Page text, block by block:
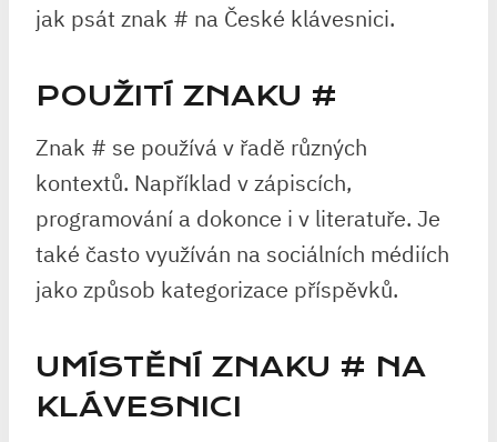
jak psát znak # na České klávesnici.
POUŽITÍ ZNAKU #
Znak # se používá v řadě různých
kontextů. Například v zápiscích,
programování a dokonce i v literatuře. Je
také často využíván na sociálních médiích
jako způsob kategorizace příspěvků.
UMÍSTĚNÍ ZNAKU # NA
KLÁVESNICI